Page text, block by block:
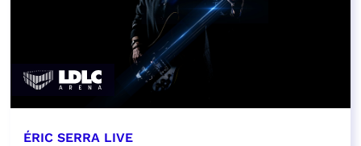
ÉRIC SERRA LIVE